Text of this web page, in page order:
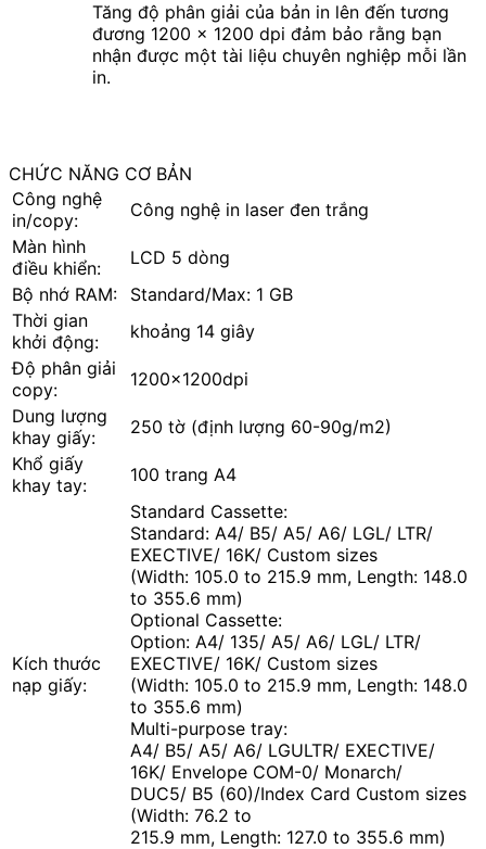
Tăng độ phân giải của bản in lên đến tương
đương 1200 × 1200 dpi đảm bảo rằng bạn
nhận được một tài liệu chuyên nghiệp mỗi lần
in.
CHỨC NĂNG CƠ BẢN
Công nghệ
in/copy:
Công nghệ in laser đen trắng
Màn hình
điều khiển:
LCD 5 dòng
Bộ nhớ RAM:
Standard/Max: 1 GB
Thời gian
khởi động:
khoảng 14 giây
Độ phân giải
copy:
1200x1200dpi
Dung lượng
khay giấy:
250 tờ (định lượng 60-90g/m2)
Khổ giấy
khay tay:
100 trang A4
Kích thước
nạp giấy:
Standard Cassette:
Standard: A4/ B5/ A5/ A6/ LGL/ LTR/
EXECTIVE/ 16K/ Custom sizes
(Width: 105.0 to 215.9 mm, Length: 148.0
to 355.6 mm)
Optional Cassette:
Option: A4/ 135/ A5/ A6/ LGL/ LTR/
EXECTIVE/ 16K/ Custom sizes
(Width: 105.0 to 215.9 mm, Length: 148.0
to 355.6 mm)
Multi-purpose tray:
A4/ B5/ A5/ A6/ LGULTR/ EXECTIVE/
16K/ Envelope COM-0/ Monarch/
DUC5/ B5 (60)/Index Card Custom sizes
(Width: 76.2 to
215.9 mm, Length: 127.0 to 355.6 mm)